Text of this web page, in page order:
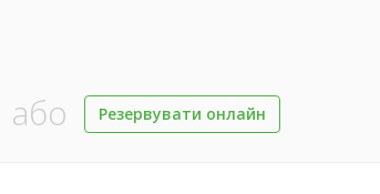
або Резервувати онлайн